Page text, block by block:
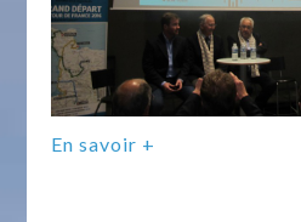
En savoir +